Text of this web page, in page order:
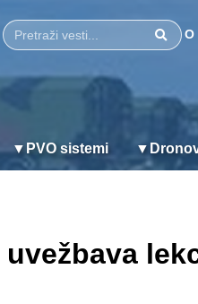
▼ PVO sistemi ▼
Pretraži
O